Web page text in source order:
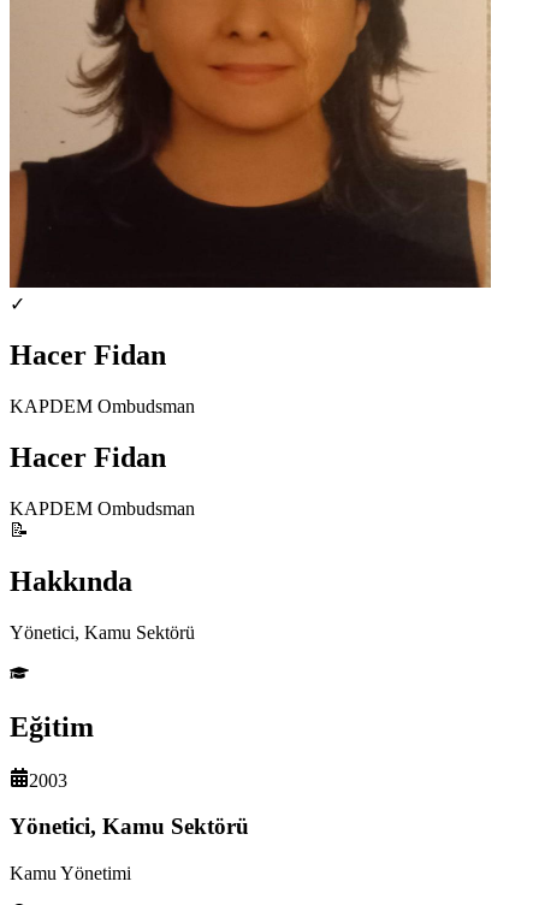
✓
Hacer Fidan
KAPDEM Ombudsman
Hacer Fidan
KAPDEM Ombudsman
📝
Hakkında
Yönetici, Kamu Sektörü
Eğitim
2003
Yönetici, Kamu Sektörü
Kamu Yönetimi